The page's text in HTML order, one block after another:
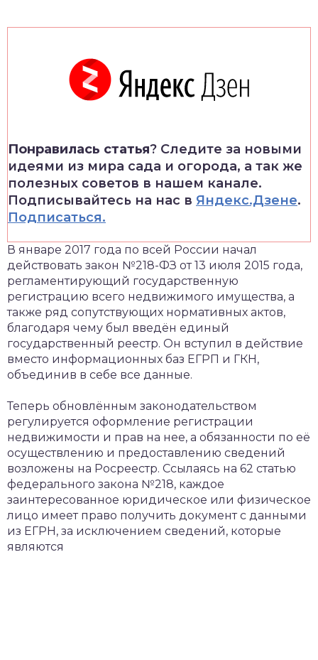
Понравилась статья? Следите за новыми
идеями из мира сада и огорода, а так же
полезных советов в нашем канале.
Подписывайтесь на нас в Яндекс.Дзене.
Подписаться.
В январе 2017 года по всей России начал
действовать закон №218-ФЗ от 13 июля 2015 года,
регламентирующий государственную
регистрацию всего недвижимого имущества, а
также ряд сопутствующих нормативных актов,
благодаря чему был введён единый
государственный реестр. Он вступил в действие
вместо информационных баз ЕГРП и ГКН,
объединив в себе все данные.
Теперь обновлённым законодательством
регулируется оформление регистрации
недвижимости и прав на нее, а обязанности по её
осуществлению и предоставлению сведений
возложены на Росреестр. Ссылаясь на 62 статью
федерального закона №218, каждое
заинтересованное юридическое или физическое
лицо имеет право получить документ с данными
из ЕГРН, за исключением сведений, которые
являются